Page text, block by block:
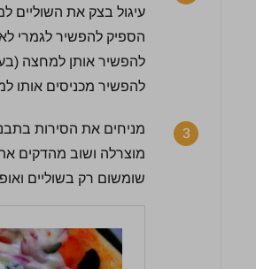
עיגול בצק את השוליים
להפשיר אותן למחצה
להפשיר מכניסים אותו למקפיא ל – 5 דקות ולאחר
3 מניחים את הסירות בתבנית
מוצרלה ושוב מהדקים
שומשום רק בשוליים ואופים כ – 35 דקות / עד